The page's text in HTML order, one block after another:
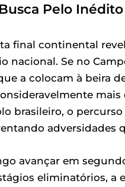
Pelo
final continental
nacional. Se no
a colocam à beira
mais
brasileiro, o
adversidades
avançar em
eliminatórios,